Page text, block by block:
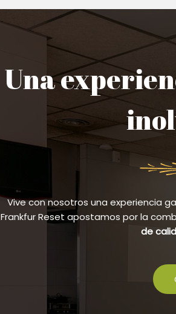
Una
Vive con nosotros una experiencia
Frankfur Reset apostamos por la
de